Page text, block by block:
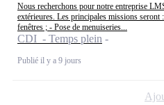
Nous recherchons pour notre entreprise
extérieures. Les principales missions seront
fenêtres ; - Pose de menuiseries...
CDI - Temps plein
Publié il y a 9 jours